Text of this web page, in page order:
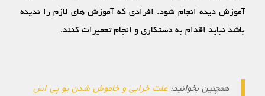
آموزش ‏دیده انجام شود. افرادی که آموزش ‏های لازم را ندیده
باشد نباید اقدام به دستکاری و انجام تعمیرات کنند.
همچنین بخوانید:علت خرابی و خاموش شدن یو پی اس